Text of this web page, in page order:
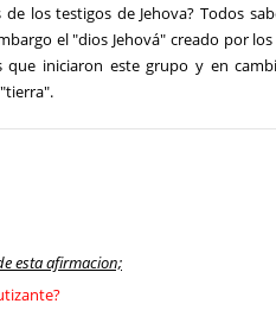
los testigos de Jehova? Todos
el "dios Jehová" creado por
que iniciaron este grupo y en
esta afirmacion;